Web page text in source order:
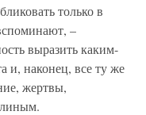
только в
–
выразить каким-
и, наконец, все ту же
жертвы,